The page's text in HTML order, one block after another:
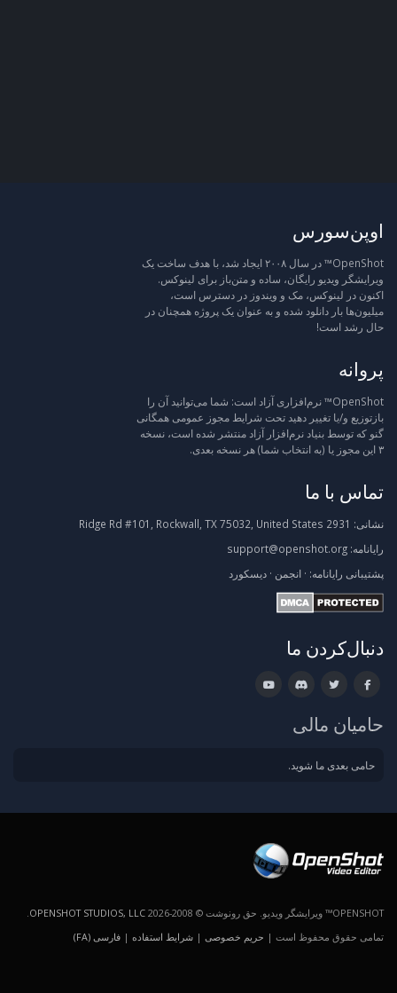
اوپن‌سورس
OpenShot™ در سال ۲۰۰۸ ایجاد شد، با هدف ساخت یک
ویرایشگر ویدیو رایگان، ساده و متن‌باز برای لینوکس.
اکنون در لینوکس، مک و ویندوز در دسترس است،
میلیون‌ها بار دانلود شده و به عنوان یک پروژه همچنان در
حال رشد است!
پروانه
OpenShot™ نرم‌افزاری آزاد است: شما می‌توانید آن را
بازتوزیع و/یا تغییر دهید تحت شرایط مجوز عمومی همگانی
گنو که توسط بنیاد نرم‌افزار آزاد منتشر شده است، نسخه
۳ این مجوز یا (به انتخاب شما) هر نسخه بعدی.
تماس با ما
نشانی:
رایانامه: support@openshot.org
پشتیبانی رایانامه: · انجمن · دیسکورد
دنبال‌کردن ما
حامیان مالی
حامی بعدی ما شوید.
OPENSHOT™ ویرایشگر ویدیو. حق رونوشت © 2008-2026 OPENSHOT STUDIOS, LLC
تمامی حقوق محفوظ است | حریم خصوصی | شرایط استفاده | فارسی (FA)